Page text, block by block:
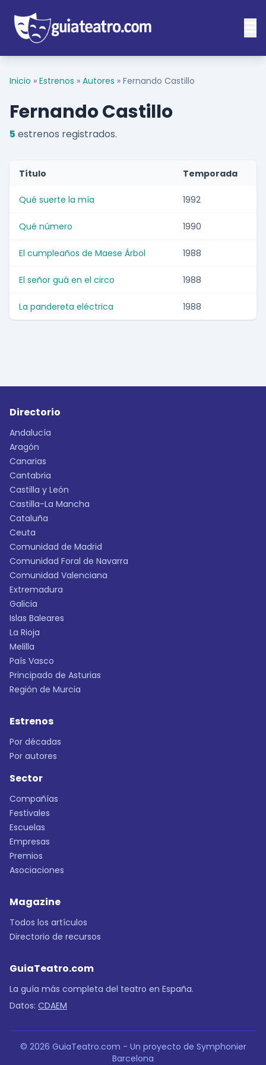
Inicio » Estrenos » Autores » Fernando Castillo
Fernando Castillo
5 estrenos registrados.
Título Temporada
Qué suerte la mía 1992
Qué número 1990
El cumpleaños de Maese Árbol 1988
El señor guá en el circo 1988
La pandereta eléctrica 1988
Directorio
Andalucía
Aragón
Canarias
Cantabria
Castilla y León
Castilla-La Mancha
Cataluña
Ceuta
Comunidad de Madrid
Comunidad Foral de Navarra
Comunidad Valenciana
Extremadura
Galicia
Islas Baleares
La Rioja
Melilla
País Vasco
Principado de Asturias
Región de Murcia
Estrenos
Por décadas
Por autores
Sector
Compañías
Festivales
Escuelas
Empresas
Premios
Asociaciones
Magazine
Todos los artículos
Directorio de recursos
GuiaTeatro.com
La guía más completa del teatro en España.
Datos: CDAEM
© 2026 GuiaTeatro.com - Un proyecto de Symphonier
Barcelona